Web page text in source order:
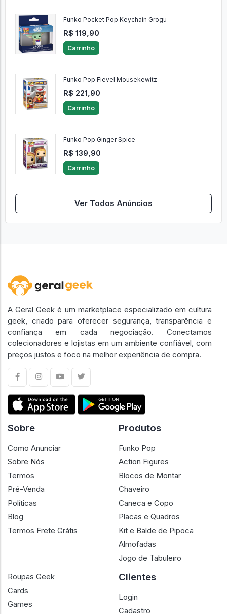
Funko Pocket Pop Keychain Grogu
R$ 119,90
Carrinho
Funko Pop Fievel Mousekewitz
R$ 221,90
Carrinho
Funko Pop Ginger Spice
R$ 139,90
Carrinho
Ver Todos Anúncios
A Geral Geek é um marketplace especializado em cultura
geek, criado para oferecer segurança, transparência e
confiança em cada negociação. Conectamos
colecionadores e lojistas em um ambiente confiável, com
preços justos e foco na melhor experiência de compra.
Sobre
Como Anunciar
Sobre Nós
Termos
Pré-Venda
Políticas
Blog
Termos Frete Grátis
Produtos
Funko Pop
Action Figures
Blocos de Montar
Chaveiro
Caneca e Copo
Placas e Quadros
Kit e Balde de Pipoca
Almofadas
Jogo de Tabuleiro
Roupas Geek
Cards
Games
Clientes
Login
Cadastro